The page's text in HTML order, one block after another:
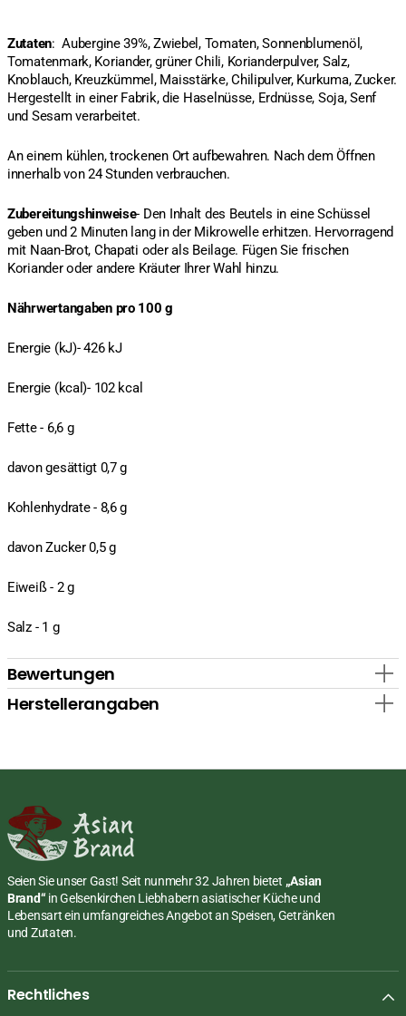
Zutaten: Aubergine 39%, Zwiebel, Tomaten, Sonnenblumenöl,
Tomatenmark, Koriander, grüner Chili, Korianderpulver, Salz,
Knoblauch, Kreuzkümmel, Maisstärke, Chilipulver, Kurkuma, Zucker.
Hergestellt in einer Fabrik, die Haselnüsse, Erdnüsse, Soja, Senf
und Sesam verarbeitet.
An einem kühlen, trockenen Ort aufbewahren. Nach dem Öffnen
innerhalb von 24 Stunden verbrauchen.
Zubereitungshinweise- Den Inhalt des Beutels in eine Schüssel
geben und 2 Minuten lang in der Mikrowelle erhitzen. Hervorragend
mit Naan-Brot, Chapati oder als Beilage. Fügen Sie frischen
Koriander oder andere Kräuter Ihrer Wahl hinzu.
Nährwertangaben pro 100 g
Energie (kJ)- 426 kJ
Energie (kcal)- 102 kcal
Fette - 6,6 g
davon gesättigt 0,7 g
Kohlenhydrate - 8,6 g
davon Zucker 0,5 g
Eiweiß - 2 g
Salz - 1 g
Bewertungen
Herstellerangaben
Seien Sie unser Gast! Seit nunmehr 32 Jahren bietet „Asian
Brand“ in Gelsenkirchen Liebhabern asiatischer Küche und
Lebensart ein umfangreiches Angebot an Speisen, Getränken
und Zutaten.
Rechtliches